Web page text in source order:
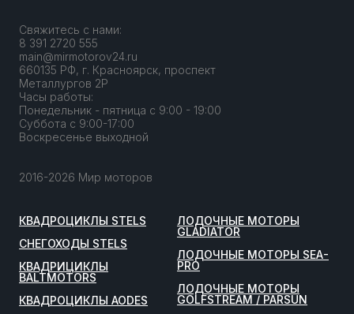
Свяжитесь с нами:
8 391 2720 555
main@mirmotorov24.ru
660135 РФ, г. Красноярск, проспект
Металлургов 2Р
Часы работы:
Понедельник - пятница с 9:00 - 19:00
Суббота с 9:00-17:00
Воскресенье выходной
2016-2026 Мир моторов
КВАДРОЦИКЛЫ STELS
СНЕГОХОДЫ STELS
КВАДРИЦИКЛЫ
BALTMOTORS
КВАДРОЦИКЛЫ AODES
ЛОДОЧНЫЕ МОТОРЫ
GLADIATOR
ЛОДОЧНЫЕ МОТОРЫ SEA-
PRO
ЛОДОЧНЫЕ МОТОРЫ
GOLFSTREAM / PARSUN